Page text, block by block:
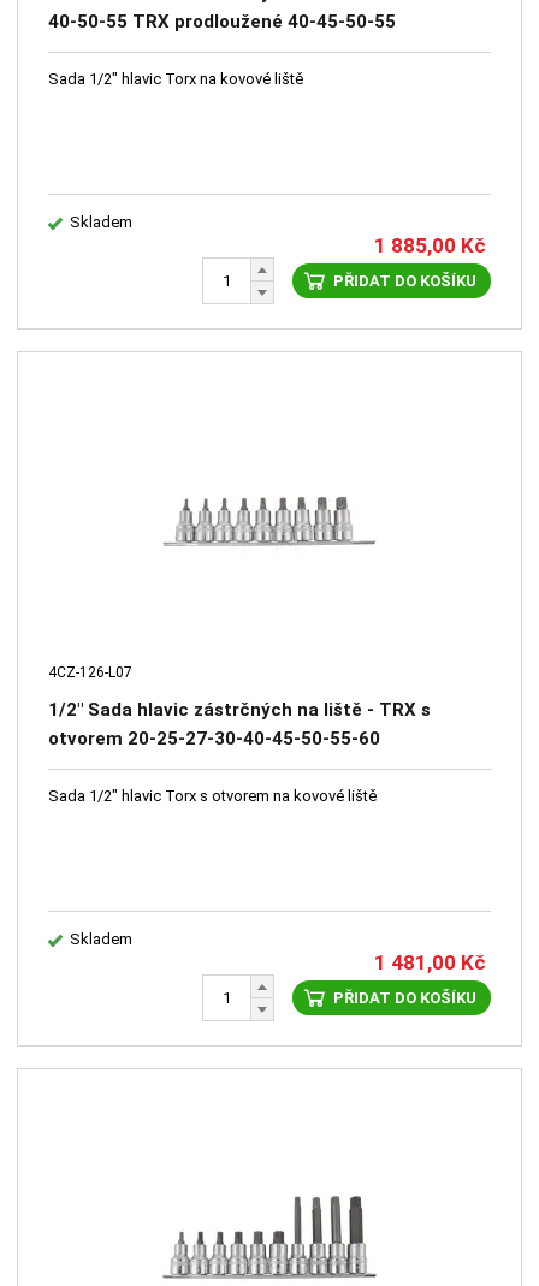
40-50-55 TRX prodloužené 40-45-50-55
Sada 1/2" hlavic Torx na kovové liště
Skladem
1 885,00 Kč
PŘIDAT DO KOŠÍKU
4CZ-126-L07
1/2" Sada hlavic zástrčných na liště - TRX s
otvorem 20-25-27-30-40-45-50-55-60
Sada 1/2" hlavic Torx s otvorem na kovové liště
Skladem
1 481,00 Kč
PŘIDAT DO KOŠÍKU